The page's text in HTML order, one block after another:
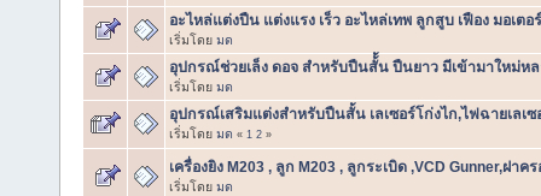
อะไหล่แต่งปืน แต่งแรง เร็ว อะไหล่เทพ ลูกสูบ เฟือง มอเต
เริ่มโดย มด
อุปกรณ์ช่วยเล็ง ดอจ สำหรับปืนสั้้น ปืนยาว มีเข้ามาใหม่หล
เริ่มโดย มด
อุปกรณ์เสริมแต่งสำหรับปืนสั้น เลเซอร์โก่งไก,ไฟฉายเล
เริ่มโดย มด « 1 2 »
เครื่องยิง M203 , ลูก M203 , ลูกระเบิด ,VCD Gunner,ฝา
เริ่มโดย มด